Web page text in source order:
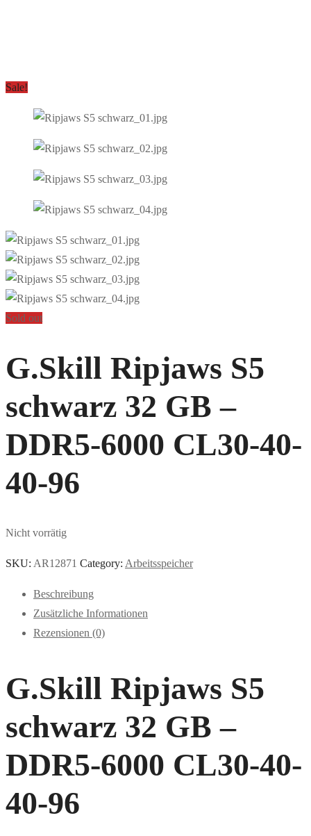
Sale!
Sold out
G.Skill Ripjaws S5
schwarz 32 GB –
DDR5-6000 CL30-40-
40-96
Nicht vorrätig
SKU: AR12871 Category: Arbeitsspeicher
Beschreibung
Zusätzliche Informationen
Rezensionen (0)
G.Skill Ripjaws S5
schwarz 32 GB –
DDR5-6000 CL30-40-
40-96